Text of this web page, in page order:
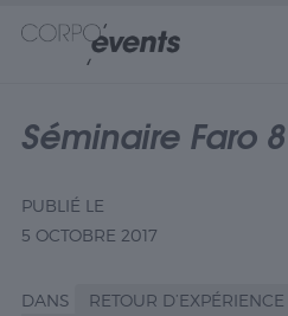
Séminaire Faro 8
PUBLIÉ LE
5 OCTOBRE 2017
DANS
RETOUR